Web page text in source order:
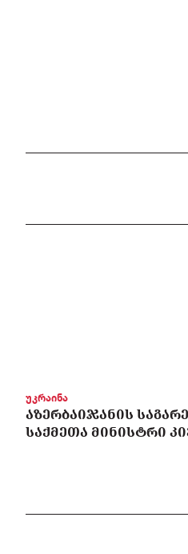
უკრაინა
ᲐᲖᲔᲠᲑᲐᲘᲯᲐᲜᲘᲡ
ᲡᲐᲥᲛᲔᲗᲐ ᲛᲘᲜᲘᲡᲢᲠᲘ